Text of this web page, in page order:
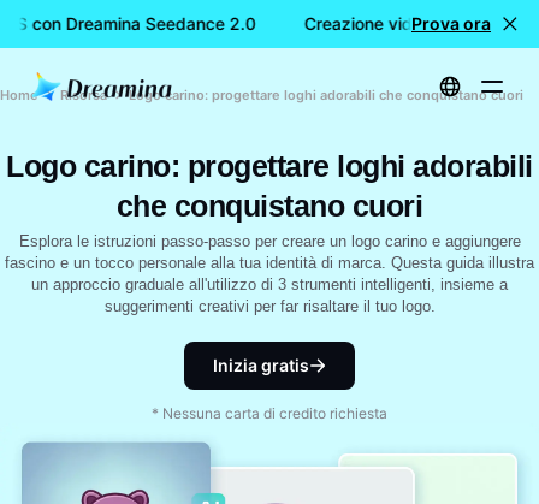
con Dreamina Seedance 2.0 Creazione video GRATIS con
Prova ora
Home Risorsa Logo carino: progettare loghi adorabili che conquistano cuori
Logo carino: progettare loghi adorabili
che conquistano cuori
Esplora le istruzioni passo-passo per creare un logo carino e aggiungere
fascino e un tocco personale alla tua identità di marca. Questa guida illustra
un approccio graduale all'utilizzo di 3 strumenti intelligenti, insieme a
suggerimenti creativi per far risaltare il tuo logo.
Inizia gratis
* Nessuna carta di credito richiesta